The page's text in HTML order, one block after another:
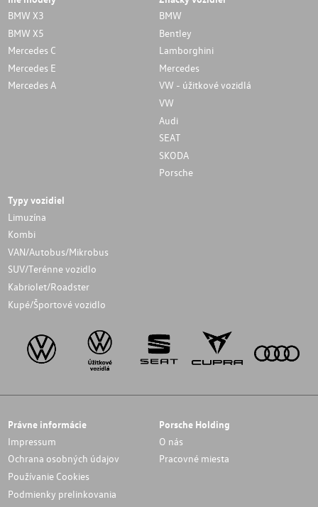
BMW X3
BMW X5
Mercedes C
Mercedes E
Mercedes A
BMW
Bentley
Lamborghini
Mercedes
VW - úžitkové vozidlá
VW
Audi
SEAT
SKODA
Porsche
Typy vozidiel
Limuzína
Kombi
VAN/Autobus/Mikrobus
SUV/Terénne vozidlo
Kabriolet/Roadster
Kupé/Športové vozidlo
Právne informácie
Impressum
Ochrana osobných údajov
Používanie Cookies
Podmienky prelinkovania
Porsche Holding
O nás
Pracovné miesta